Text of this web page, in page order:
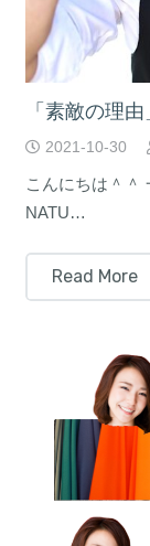
「素敵の理
2021-10-30
こんにちは＾＾
NATU…
Read More